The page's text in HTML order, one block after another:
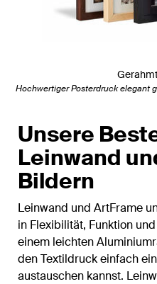
Hochwertiger Posterdruck elegant
Unsere
Leinwand
Bildern
Leinwand und ArtFrame
in Flexibilität, Funktion
einem leichten
den Textildruck einfach
austauschen kannst.